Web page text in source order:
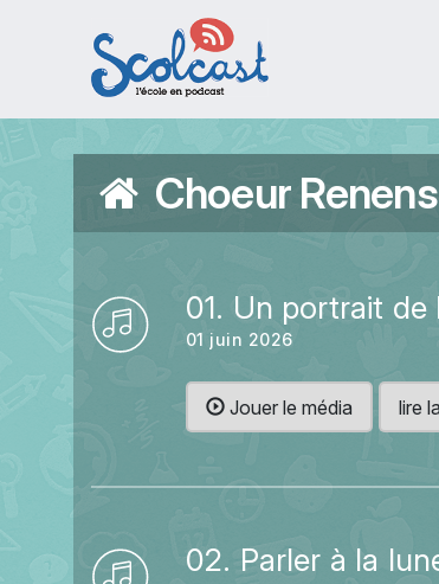
Aller au contenu principal
Choeur
01. Un portrait
01 juin 2026
Jouer le média lire
02. Parler à la